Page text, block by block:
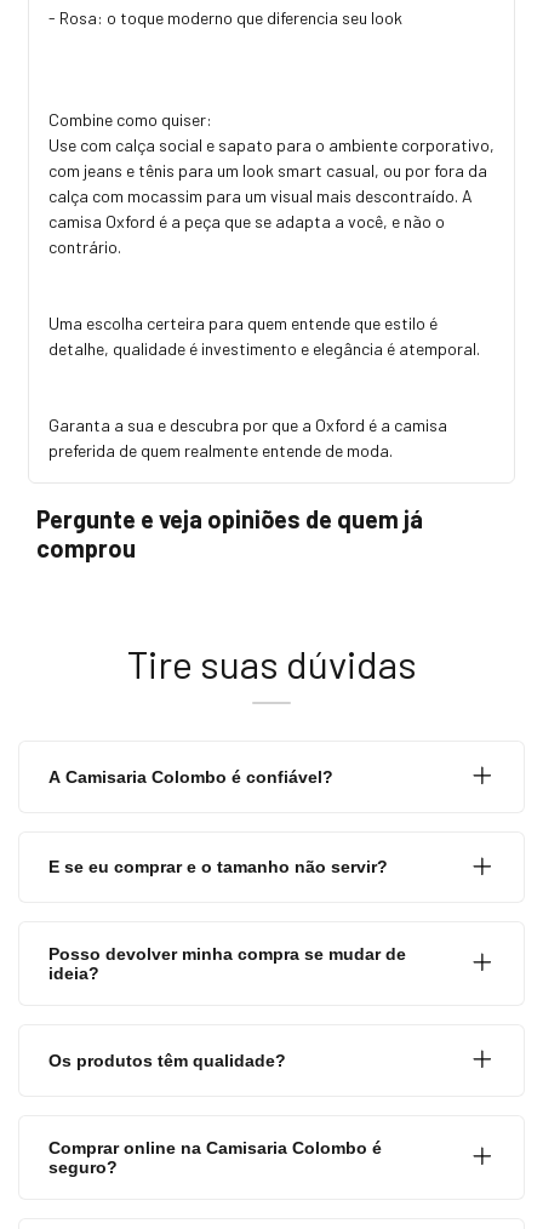
- Rosa: o toque moderno que diferencia seu look
Combine como quiser:
Use com calça social e sapato para o ambiente corporativo,
com jeans e tênis para um look smart casual, ou por fora da
calça com mocassim para um visual mais descontraído. A
camisa Oxford é a peça que se adapta a você, e não o
contrário.
Uma escolha certeira para quem entende que estilo é
detalhe, qualidade é investimento e elegância é atemporal.
Garanta a sua e descubra por que a Oxford é a camisa
preferida de quem realmente entende de moda.
Pergunte e veja opiniões de quem já
comprou
Tire suas dúvidas
A Camisaria Colombo é confiável?
E se eu comprar e o tamanho não servir?
Posso devolver minha compra se mudar de
ideia?
Os produtos têm qualidade?
Comprar online na Camisaria Colombo é
seguro?